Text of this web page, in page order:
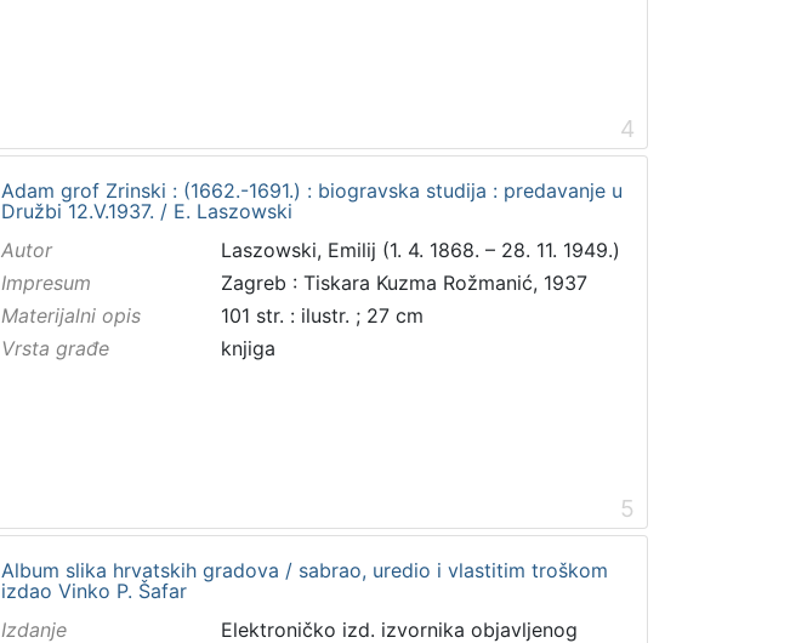
4
Adam grof Zrinski : (1662.-1691.) : biogravska studija : predavanje u
Družbi 12.V.1937. / E. Laszowski
Autor
Laszowski, Emilij (1. 4. 1868. – 28. 11. 1949.)
Impresum
Zagreb : Tiskara Kuzma Rožmanić, 1937
Materijalni opis
101 str. : ilustr. ; 27 cm
Vrsta građe
knjiga
5
Album slika hrvatskih gradova / sabrao, uredio i vlastitim troškom
izdao Vinko P. Šafar
Izdanje
Elektroničko izd. izvornika objavljenog